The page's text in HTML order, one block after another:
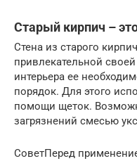
Старый кирпич –
Стена из старого
привлекательной
интерьера ее
порядок. Для этого
помощи щеток.
загрязнений смесью
СоветПеред